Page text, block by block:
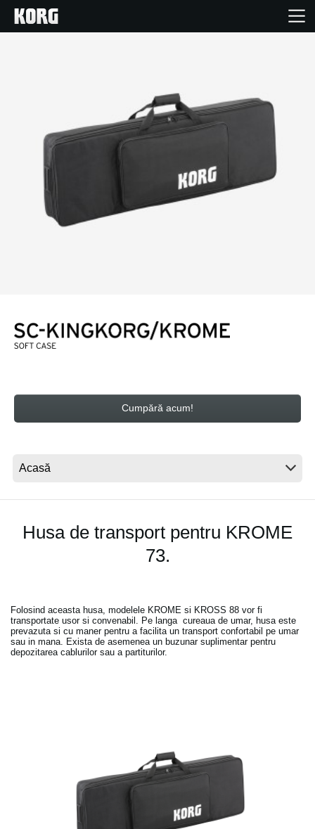
În Prim Plan
Asistență
Ştiri
Locaţie
Cumpără acum!
Husa de transport pentru KROME
73.
Folosind aceasta husa, modelele KROME si KROSS 88 vor fi
transportate usor si convenabil. Pe langa cureaua de umar, husa este
prevazuta si cu maner pentru a facilita un transport confortabil pe umar
sau in mana. Exista de asemenea un buzunar suplimentar pentru
depozitarea cablurilor sau a partiturilor.